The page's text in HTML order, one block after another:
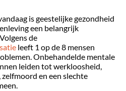
is geestelijke gezondheid
een belangrijk
de
leeft 1 op de 8 mensen
Onbehandelde mentale
leiden tot werkloosheid,
en een slechte